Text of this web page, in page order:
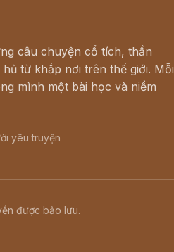
câu chuyện cổ tích, thần
từ khắp nơi trên thế giới. Mỗi
mình một bài học và niềm
yêu truyện
được bảo lưu.